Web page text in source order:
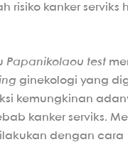
risiko kanker serviks
Papanikolaou test
ginekologi yang
kemungkinan
kanker serviks.
dengan cara